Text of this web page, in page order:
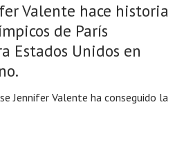
Valente hace historia
de París
Estados Unidos en
Jennifer Valente ha conseguido la